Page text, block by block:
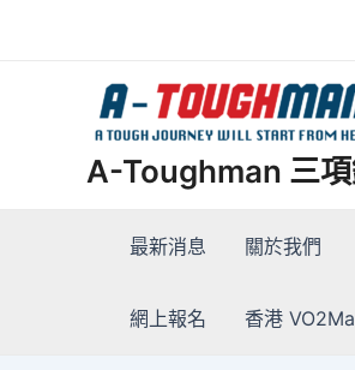
A-Toughman 三
最新消息 關於我們
網上報名 香港